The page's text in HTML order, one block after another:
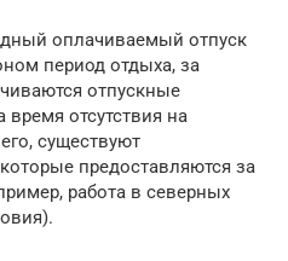
оплачиваемый отпуск
период отдыха, за
отпускные
отсутствия на
существуют
предоставляются за
работа в северных